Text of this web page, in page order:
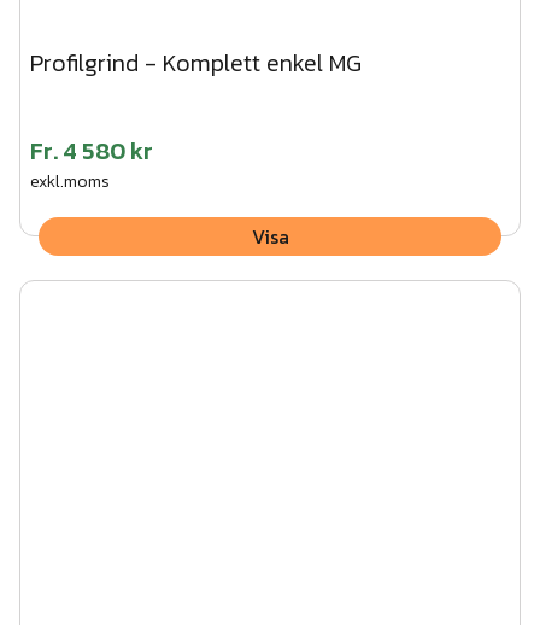
Profilgrind - Komplett enkel MG
Fr.4 580 kr
exkl.moms
Visa